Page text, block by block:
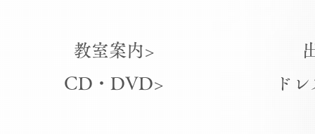
教室案内>
CD・DVD>
ド